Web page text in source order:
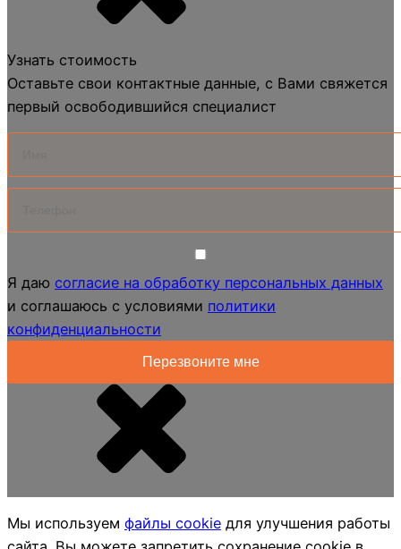
Узнать стоимость
Оставьте свои контактные данные, с Вами свяжется
первый освободившийся специалист
Я даю согласие на обработку персональных данных
и соглашаюсь с условиями политики
конфиденциальности
Мы используем файлы cookie для улучшения работы